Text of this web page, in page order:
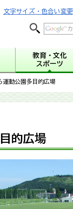
文字サイズ・色合い変更
教育・文化
スポーツ
運動公園多目的広場
的広場